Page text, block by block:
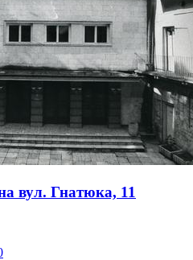
вул. Гнатюка, 11